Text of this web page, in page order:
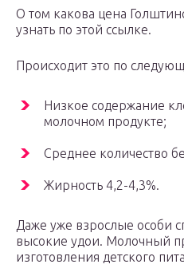
О том какова цена
узнать по этой ссылке.
Происходит это по
Низкое содержание
молочном продукте;
Среднее количество
Жирность 4,2-4,3%.
Даже уже взрослые особи
высокие удои. Молочный
изготовления детского